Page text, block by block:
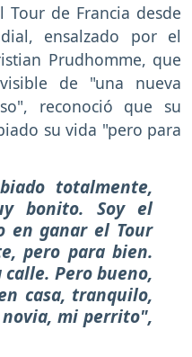
de Francia desde
ensalzado por el
Prudhomme, que
de "una nueva
reconoció que su
su vida "pero para
totalmente,
bonito. Soy el
en ganar el Tour
pero para bien.
Pero bueno,
casa, tranquilo,
mi perrito",